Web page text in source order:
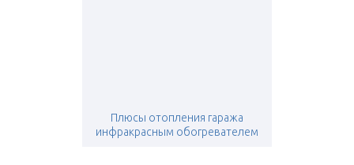
Плюсы отопления гаража
инфракрасным обогревателем